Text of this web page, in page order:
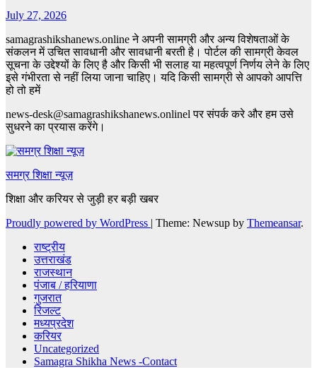
July 27, 2026
samagrashikshanews.online ने अपनी सामग्री और अन्य विशेषताओं के
संकलन में उचित सावधानी और सावधानी बरती है। पोर्टल की सामग्री केवल
सूचना के उद्देश्यों के लिए है और किसी भी सलाह या महत्वपूर्ण निर्णय लेने के लिए
इसे गंभीरता से नहीं लिया जाना चाहिए। यदि किसी सामग्री से आपको आपत्ति
हो तो हमें
news-desk@samagrashikshanews.onlinel पर संपर्क करे और हम उसे
सुधरने का प्रयास करेंगे।
समग्र शिक्षा न्यूज़
शिक्षा और करियर से जुड़ी हर बड़ी खबर
Proudly powered by WordPress | Theme: Newsup by Themeansar.
राष्ट्रीय
उत्तराखंड
राजस्थान
पंजाब / हरियाणा
गुजरात
रिजल्ट
मध्यप्रदेश
करियर
Uncategorized
Samagra Shikha News -Contact